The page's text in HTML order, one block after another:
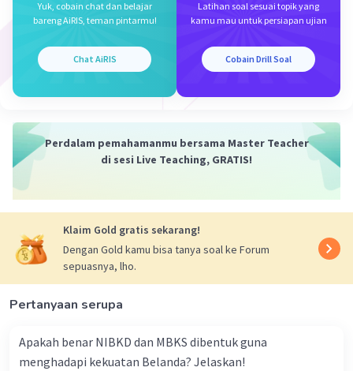
Yuk, cobain chat dan belajar
bareng AiRIS, teman pintarmu!
Chat AiRIS
Latihan soal sesuai topik yang
kamu mau untuk persiapan ujian
Cobain Drill Soal
Perdalam pemahamanmu bersama Master Teacher
di sesi Live Teaching, GRATIS!
Klaim Gold gratis sekarang!
Dengan Gold kamu bisa tanya soal ke Forum
sepuasnya, lho.
Pertanyaan serupa
Apakah benar NIBKD dan MBKS dibentuk guna
menghadapi kekuatan Belanda? Jelaskan!